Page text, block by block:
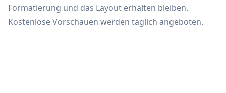
Formatierung und das Layout erhalten bleiben.
Kostenlose Vorschauen werden täglich angeboten.